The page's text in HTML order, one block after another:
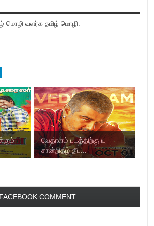
வளர்க தமிழ் மொழி.
வேதாளம் படத்திற்கு யு
சான்றிதழ் தீப...
COMMENT